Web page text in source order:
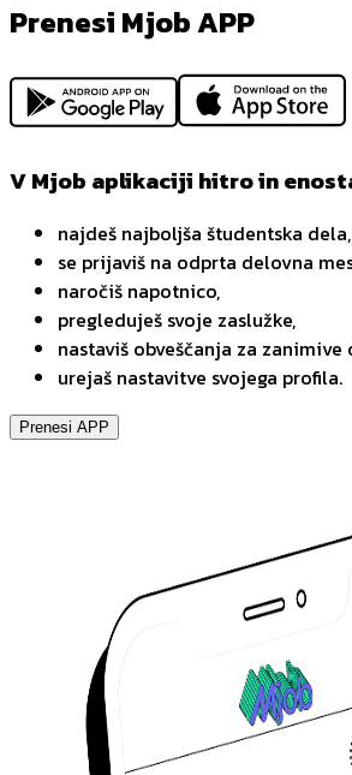
Prenesi Mjob APP
V Mjob aplikaciji hitro in
najdeš najboljša študentska dela,
se prijaviš na odprta delovna
naročiš napotnico,
pregleduješ svoje zaslužke,
nastaviš obveščanja za zanimive
urejaš nastavitve svojega profila.
Prenesi APP